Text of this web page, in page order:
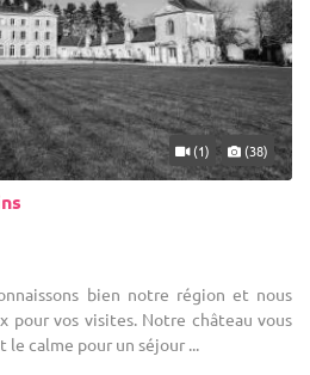
(1) (38)
bien notre région et nous
pour vos visites. Notre château vous
calme pour un séjour ...